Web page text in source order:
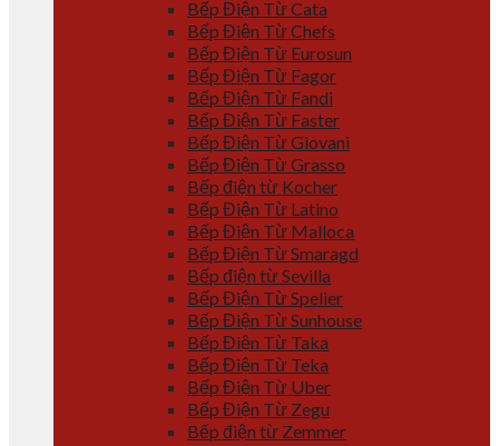
Bếp Điện Từ Cata
Bếp Điện Từ Chefs
Bếp Điện Từ Eurosun
Bếp Điện Từ Fagor
Bếp Điện Từ Fandi
Bếp Điện Từ Faster
Bếp Điện Từ Giovani
Bếp Điện Từ Grasso
Bếp điện từ Kocher
Bếp Điện Từ Latino
Bếp Điện Từ Malloca
Bếp Điện Từ Smaragd
Bếp điện từ Sevilla
Bếp Điện Từ Spelier
Bếp Điện Từ Sunhouse
Bếp Điện Từ Taka
Bếp Điện Từ Teka
Bếp Điện Từ Uber
Bếp Điện Từ Zegu
Bếp điện từ Zemmer